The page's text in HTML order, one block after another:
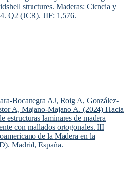
structures. Maderas: Ciencia y
Q2 (JCR). JIF: 1,576.
Bocanegra AJ, Roig A, González-
A, Majano-Majano A. (2024) Hacia
estructuras laminares de madera
con mallados ortogonales. III
de la Madera en la
Madrid, España.